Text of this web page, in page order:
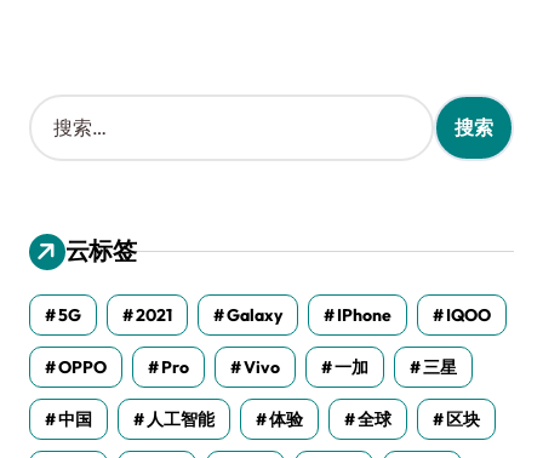
搜
索
：
云标签
5G 2021 Galaxy IPhone IQOO
OPPO Pro Vivo 一加 三星
中国 人工智能 体验 全球 区块